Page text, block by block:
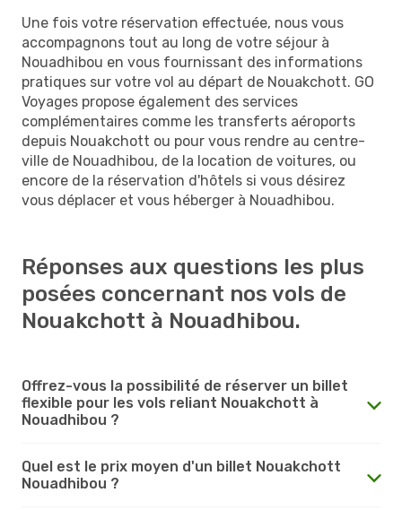
Une fois votre réservation effectuée, nous vous
accompagnons tout au long de votre séjour à
Nouadhibou en vous fournissant des informations
pratiques sur votre vol au départ de Nouakchott. GO
Voyages propose également des services
complémentaires comme les transferts aéroports
depuis Nouakchott ou pour vous rendre au centre-
ville de Nouadhibou, de la location de voitures, ou
encore de la réservation d'hôtels si vous désirez
vous déplacer et vous héberger à Nouadhibou.
Réponses aux questions les plus
posées concernant nos vols de
Nouakchott à Nouadhibou.
Offrez-vous la possibilité de réserver un billet
flexible pour les vols reliant Nouakchott à
Nouadhibou ?
Quel est le prix moyen d'un billet Nouakchott
Nouadhibou ?